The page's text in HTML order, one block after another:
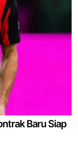
Baru Siap